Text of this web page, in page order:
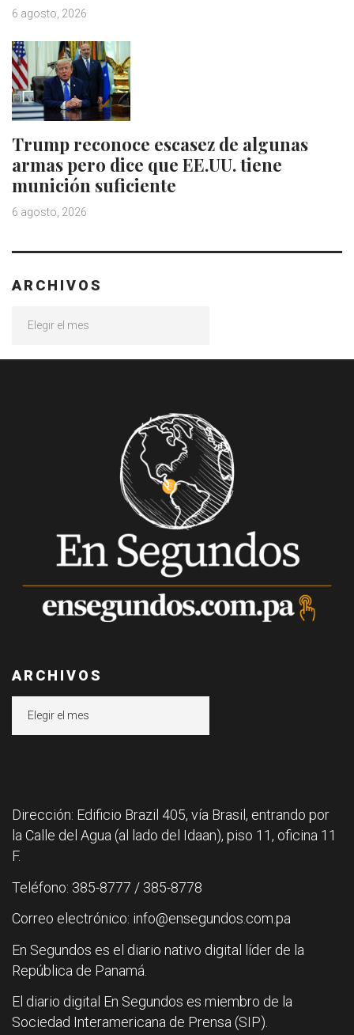
6 agosto, 2026
Trump reconoce escasez de algunas
armas pero dice que EE.UU. tiene
munición suficiente
6 agosto, 2026
ARCHIVOS
ARCHIVOS
Dirección: Edificio Brazil 405, vía Brasil, entrando por
la Calle del Agua (al lado del Idaan), piso 11, oficina 11
F.
Teléfono: 385-8777 / 385-8778
Correo electrónico: info@ensegundos.com.pa
En Segundos es el diario nativo digital líder de la
República de Panamá.
El diario digital En Segundos es miembro de la
Sociedad Interamericana de Prensa (SIP).